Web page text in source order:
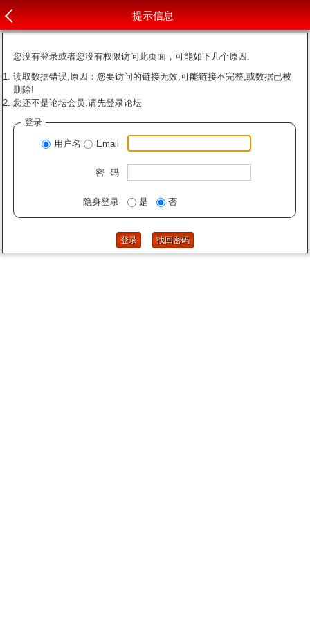
提示信息
您没有登录或者您没有权限访问此页面，可能如下几个原因:
读取数据错误,原因：您要访问的链接无效,可能链接不完整,或数据已被
删除!
您还不是论坛会员,请先登录论坛
登录
用户名 Email
密 码
隐身登录 是 否